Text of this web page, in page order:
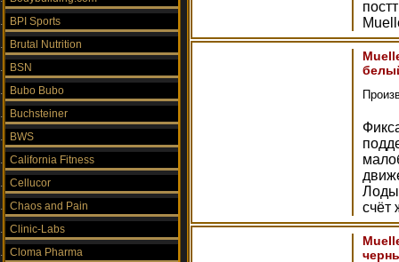
BPI Sports
Brutal Nutrition
BSN
Bubo Bubo
Buchsteiner
BWS
California Fitness
Cellucor
Chaos and Pain
Clinic-Labs
Cloma Pharma
счёт